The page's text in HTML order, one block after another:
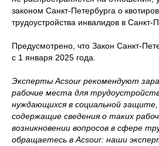
законом Санкт-Петербурга о
трудоустройства инвалидов в Санкт-
Предусмотрено, что Закон Санкт-
с 1 января 2025 года.
Эксперты Acsour рекомендуют
рабочие места для
нуждающихся в социальной
содержащие сведения о таких
возникновении вопросов в сфере
обращаетесь в Acsour: наши